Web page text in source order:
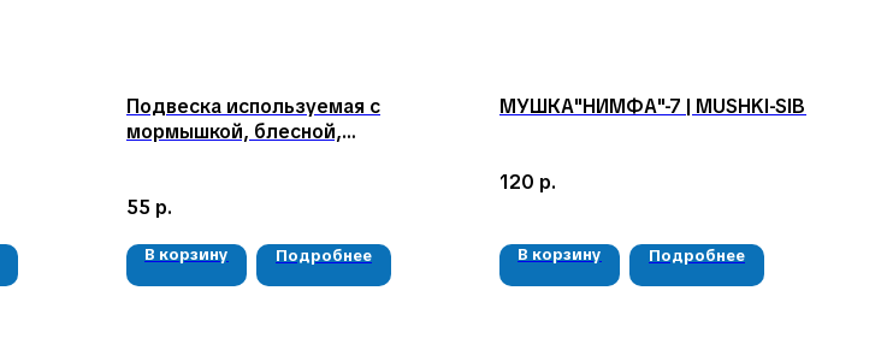
Подвеска используемая с
мормышкой, блесной,
55 р.
В корзину Подробнее
МУШКА"НИМФА"-7 | MUSHKI-SIB
120 р.
В корзину Подробнее